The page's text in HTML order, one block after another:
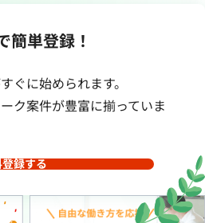
簡単登録！
ぐに始められます。
ク案件が豊富に揃っていま
録する